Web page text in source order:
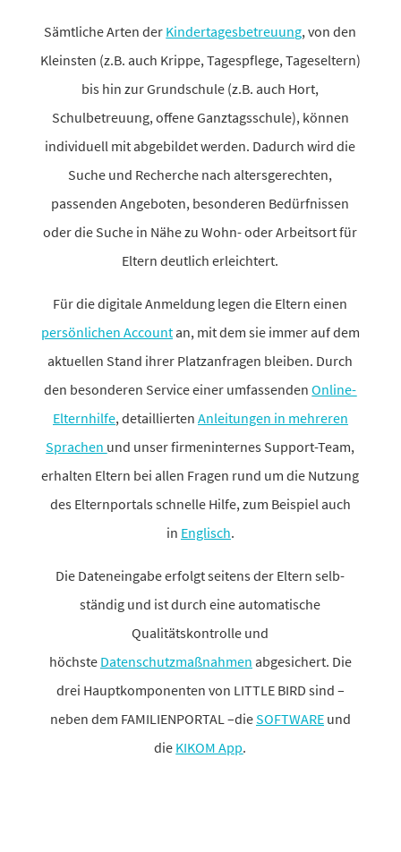
Sämtliche Arten der Kindertagesbetreuung, von den
Kleinsten (z.B. auch Krippe, Tagespflege, Tageseltern)
bis hin zur Grundschule (z.B. auch Hort,
Schulbetreuung, offene Ganztagsschule), können
indi­vi­duell mit abge­bildet werden. Dadurch wird die
Suche und Recherche nach alters­ge­rechten,
passenden Angeboten, beson­deren Bedürfnissen
oder die Suche in Nähe zu Wohn- oder Arbeitsort für
Eltern deut­lich erleichtert.
Für die digi­tale Anmeldung legen die Eltern einen
persön­li­chen Accountan, mit dem sie immer auf dem
aktu­ellen Stand ihrer Platzanfragen bleiben. Durch
den beson­deren Service einer umfas­sendenOnline-
Elternhilfe, detail­lierten Anleitungen in mehreren
Sprachen und unser firmen­in­ternes Support-Team,
erhalten Eltern bei allen Fragen rund um die Nutzung
des Elternportals schnelle Hilfe, zum Beispiel auch
in Englisch.
Die Dateneingabe erfolgt seitens der Eltern selb­
ständig und ist durch eine auto­ma­ti­sche
Qualitätskontrolle und
höchste Datenschutzmaßnahmen abge­si­chert. Die
drei Hauptkomponenten von LITTLE BIRD sind –
neben dem FAMILIENPORTAL –dieSOFTWAREund
die KIKOM App.